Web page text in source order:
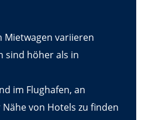
variieren
sind höher als in
im Flughafen, an
von Hotels zu finden